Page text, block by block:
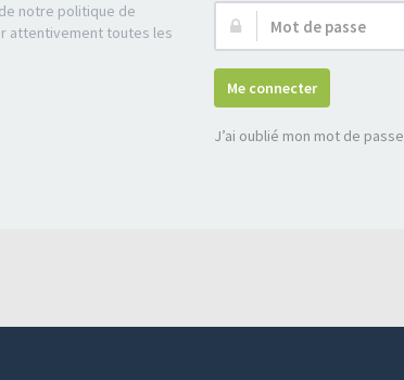
notre politique de
attentivement toutes les
Mot
de
passe :
Me connecter
J’ai oublié mon mot de passe